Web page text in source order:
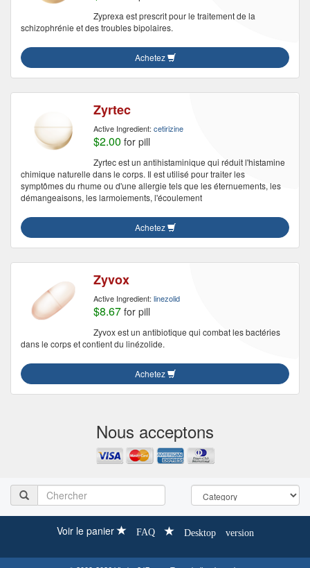
Zyprexa est prescrit pour le traitement de la
schizophrénie et des troubles bipolaires.
Achetez
Zyrtec
Active Ingredient: cetirizine
$2.00 for pill
Zyrtec est un antihistaminique qui réduit l'histamine
chimique naturelle dans le corps. Il est utilisé pour traiter les
symptômes du rhume ou d'une allergie tels que les éternuements, les
démangeaisons, les larmoiements, l'écoulement
Achetez
Zyvox
Active Ingredient: linezolid
$8.67 for pill
Zyvox est un antibiotique qui combat les bactéries
dans le corps et contient du linézolide.
Achetez
Nous acceptons
Voir le panier FAQ Desktop version